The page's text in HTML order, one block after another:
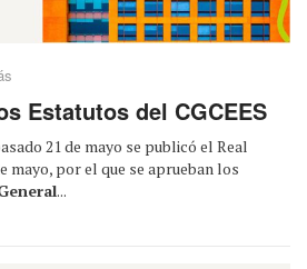
Estatutos del CGCEES
21 de mayo se publicó el Real
mayo, por el que se aprueban los
...